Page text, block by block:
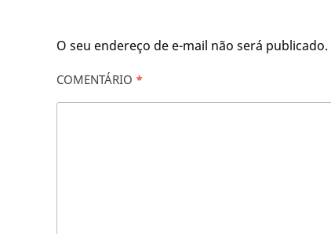
O seu endereço de e-mail não será publicado.
COMENTÁRIO *